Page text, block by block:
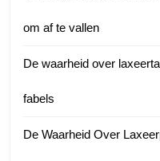
om af te vallen
De waarheid over
fabels
De Waarheid Over